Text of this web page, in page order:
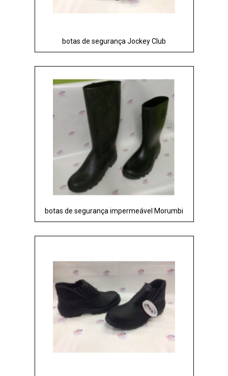
botas de segurança Jockey Club
botas de segurança impermeável Morumbi